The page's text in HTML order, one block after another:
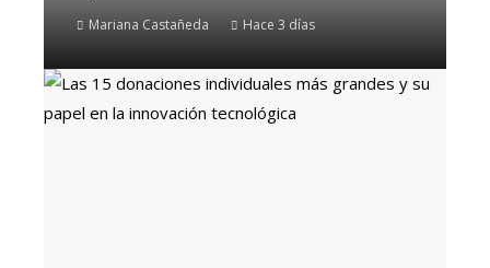
Mariana Castañeda Hace 3 días